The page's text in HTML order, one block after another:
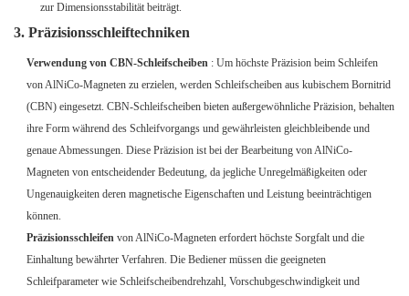
zur Dimensionsstabilität beiträgt.
3. Präzisionsschleiftechniken
Verwendung von CBN-Schleifscheiben : Um höchste Präzision beim Schleifen
von AlNiCo-Magneten zu erzielen, werden Schleifscheiben aus kubischem Bornitrid
(CBN) eingesetzt. CBN-Schleifscheiben bieten außergewöhnliche Präzision, behalten
ihre Form während des Schleifvorgangs und gewährleisten gleichbleibende und
genaue Abmessungen. Diese Präzision ist bei der Bearbeitung von AlNiCo-
Magneten von entscheidender Bedeutung, da jegliche Unregelmäßigkeiten oder
Ungenauigkeiten deren magnetische Eigenschaften und Leistung beeinträchtigen
können.
Präzisionsschleifen von AlNiCo-Magneten erfordert höchste Sorgfalt und die
Einhaltung bewährter Verfahren. Die Bediener müssen die geeigneten
Schleifparameter wie Schleifscheibendrehzahl, Vorschubgeschwindigkeit und